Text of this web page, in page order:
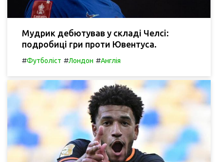
Мудрик дебютував у складі Челсі:
подробиці гри проти Ювентуса.
#Футболіст #Лондон #Англія